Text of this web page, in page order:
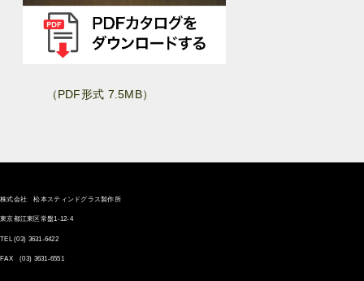
（PDF形式 7.5MB）
株式会社 松本スティンドグラス製作所
東京都江東区常盤1-12-4
TEL(03) 3631-6422
FAX (03) 3631-6551